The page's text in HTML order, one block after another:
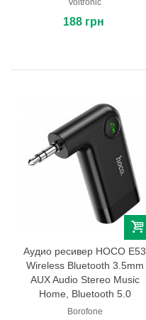
Voltronic
188 грн
Аудио ресивер HOCO E53
Wireless Bluetooth 3.5mm
AUX Audio Stereo Music
Home, Bluetooth 5.0
Borofone